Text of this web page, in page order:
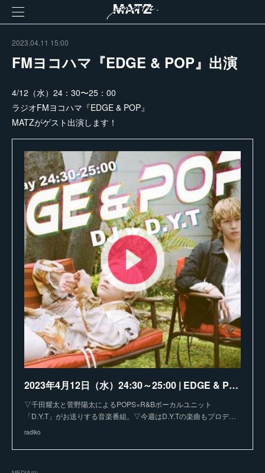
2023.04.11 15:00
FMヨコハマ『EDGE & POP』出演
4/12（水）24：30〜25：00
ラジオFMヨコハマ『EDGE & POP』
MATZがゲスト出演します！
2023年4月12日（水）24:30～25:00 | EDGE & POP | ＦＭヨコハマ | radiko
▽千田耀太と菅野陽太によるPOPS×R&Bボーカルユニット
「D.Y.T」がお送りする音楽番組。▽今週はD.Y.Tの楽曲もプロデ…
radiko